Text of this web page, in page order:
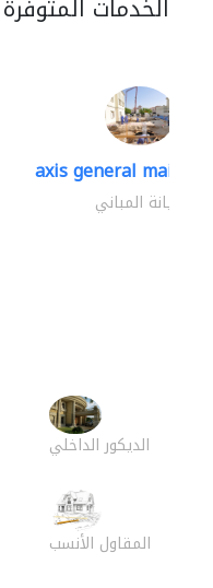
الخدمات
axis general
صيانة المباني
الديكور الداخلي
المقاول الأنسب